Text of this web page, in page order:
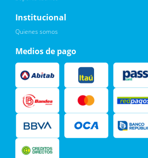
Leí, soy consciente de las condiciones
mis datos personales y doy mi
Institucional
Quienes somos
Medios de pago